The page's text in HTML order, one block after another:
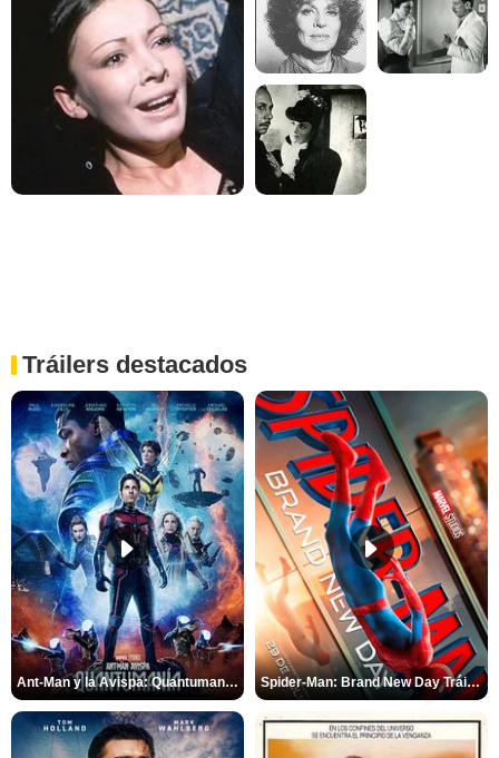
Tráilers destacados
Ant-Man y la Avispa: Quantumanía Tráiler (2) Spider-Man: Brand New Day Tráiler (3)